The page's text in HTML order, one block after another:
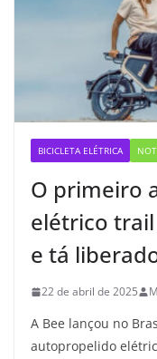
BICICLETA ELÉTRICA
O primeiro
elétrico
e tá
22 de abril de 2025
A Bee lançou no
autopropelido